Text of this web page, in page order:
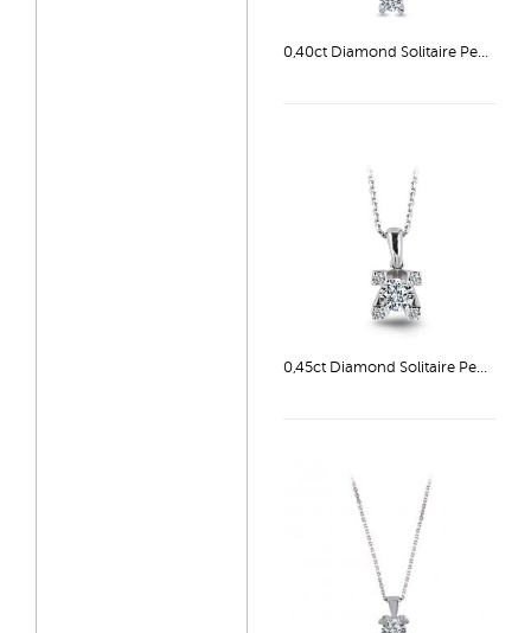
0,40ct Diamond Solitaire Pendant
0,45ct Diamond Solitaire Pendant